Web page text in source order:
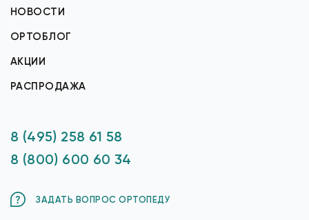
НОВОСТИ
ОРТОБЛОГ
АКЦИИ
РАСПРОДАЖА
8 (495) 258 61 58
8 (800) 600 60 34
ЗАДАТЬ ВОПРОС ОРТОПЕДУ